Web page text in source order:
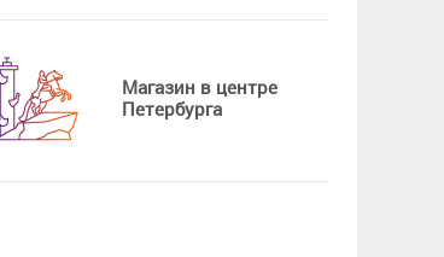
Магазин в центре
Петербурга